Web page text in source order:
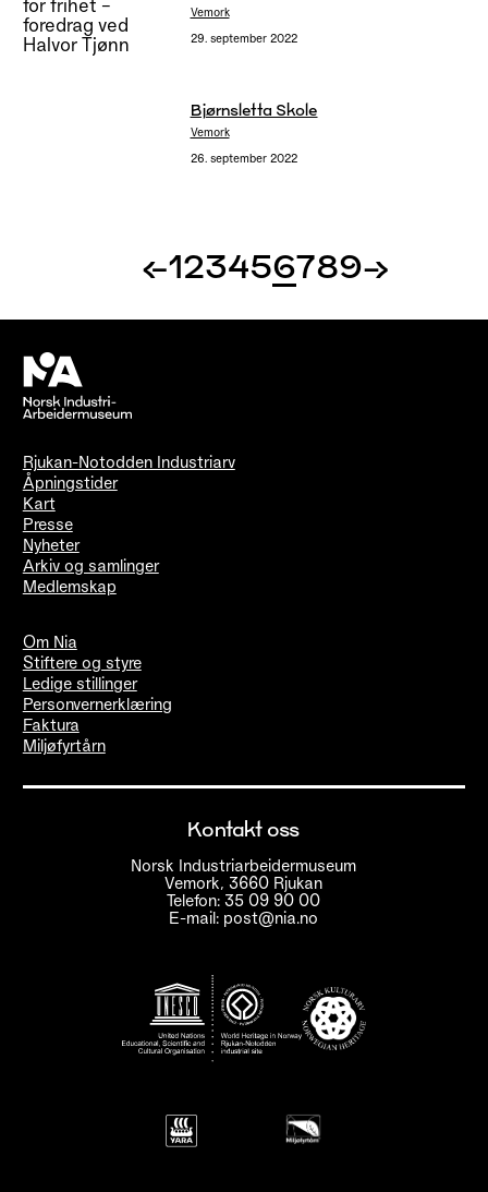
Vemork
29. september 2022
Bjørnsletta Skole
Vemork
26. september 2022
←123456789→
Rjukan-Notodden Industriarv
Åpningstider
Kart
Presse
Nyheter
Arkiv og samlinger
Medlemskap
Om Nia
Stiftere og styre
Ledige stillinger
Personvernerklæring
Faktura
Miljøfyrtårn
Kontakt oss
Norsk Industriarbeidermuseum
Vemork, 3660 Rjukan
Telefon: 35 09 90 00
E-mail: post@nia.no